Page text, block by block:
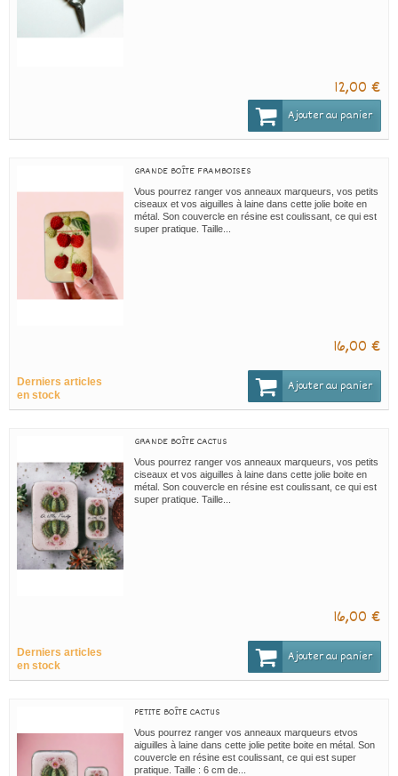
12,00 €
Ajouter au panier
GRANDE BOÎTE FRAMBOISES
Vous pourrez ranger vos anneaux marqueurs, vos petits
ciseaux et vos aiguilles à laine dans cette jolie boite en
métal. Son couvercle en résine est coulissant, ce qui est
super pratique. Taille...
16,00 €
Derniers articles
en stock
Ajouter au panier
GRANDE BOÎTE CACTUS
Vous pourrez ranger vos anneaux marqueurs, vos petits
ciseaux et vos aiguilles à laine dans cette jolie boite en
métal. Son couvercle en résine est coulissant, ce qui est
super pratique. Taille...
16,00 €
Derniers articles
en stock
Ajouter au panier
PETITE BOÎTE CACTUS
Vous pourrez ranger vos anneaux marqueurs etvos
aiguilles à laine dans cette jolie petite boite en métal. Son
couvercle en résine est coulissant, ce qui est super
pratique. Taille : 6 cm de...